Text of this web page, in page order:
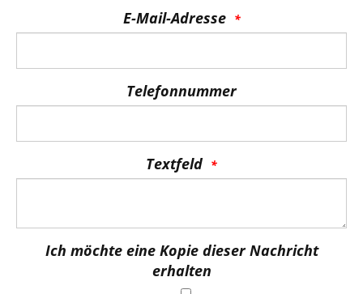
E-Mail-Adresse
Telefonnummer
Textfeld
Ich möchte eine Kopie dieser Nachricht
erhalten